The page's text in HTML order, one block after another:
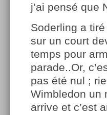
j’ai pensé que
Soderling a
sur un court
temps pour
parade..Or,
pas été nul ;
Wimbledon un
arrive et c’est